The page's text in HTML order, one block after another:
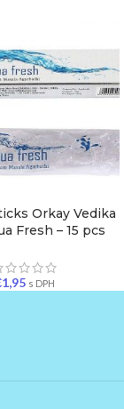
Orkay Vedika
Fresh – 15 pcs
1,95 s DPH